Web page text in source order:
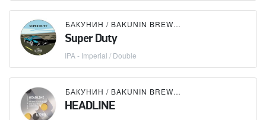
БАКУНИН / BAKUNIN BREWING CO.
Super Duty
IPA - Imperial / Double
БАКУНИН / BAKUNIN BREWING CO.
HEADLINE